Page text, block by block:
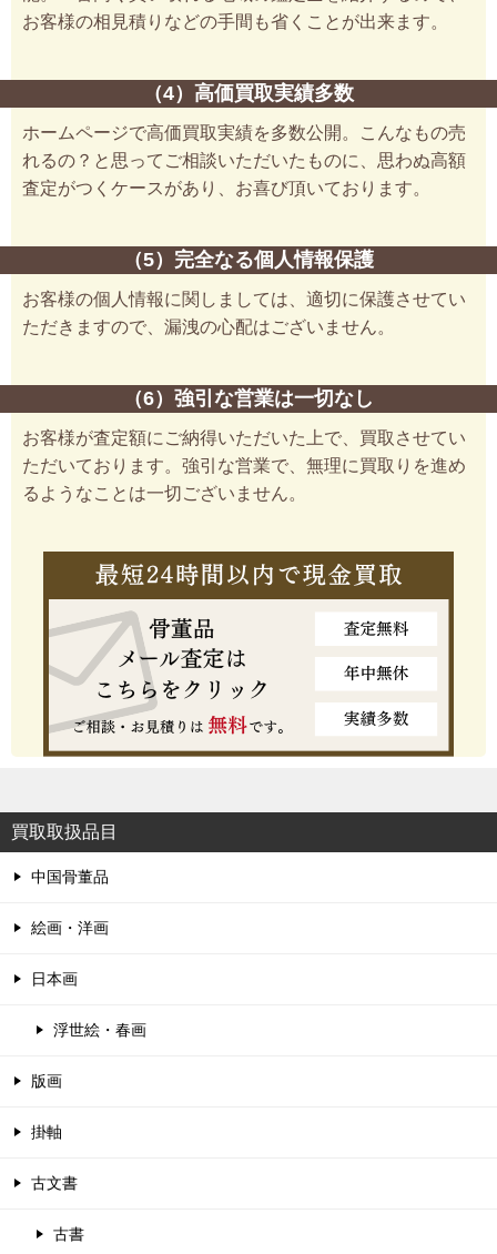
お客様の相見積りなどの手間も省くことが出来ます。
（4）高価買取実績多数
ホームページで高価買取実績を多数公開。こんなもの売
れるの？と思ってご相談いただいたものに、思わぬ高額
査定がつくケースがあり、お喜び頂いております。
（5）完全なる個人情報保護
お客様の個人情報に関しましては、適切に保護させてい
ただきますので、漏洩の心配はございません。
（6）強引な営業は一切なし
お客様が査定額にご納得いただいた上で、買取させてい
ただいております。強引な営業で、無理に買取りを進め
るようなことは一切ございません。
買取取扱品目
中国骨董品
絵画・洋画
日本画
浮世絵・春画
版画
掛軸
古文書
古書